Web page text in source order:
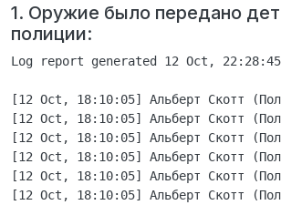
1. Оружие было передано
полиции:
Log report generated 12 Oct, 22:28:45
[12 Oct, 18:10:05] Альберт Скотт
[12 Oct, 18:10:05] Альберт Скотт
[12 Oct, 18:10:05] Альберт Скотт
[12 Oct, 18:10:05] Альберт Скотт
[12 Oct, 18:10:05] Альберт Скотт
[12 Oct, 18:10:05] Альберт Скотт